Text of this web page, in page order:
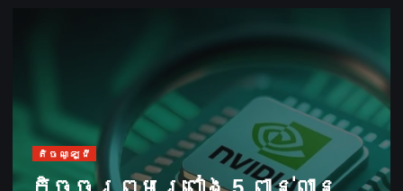
តិចណូឡូជី